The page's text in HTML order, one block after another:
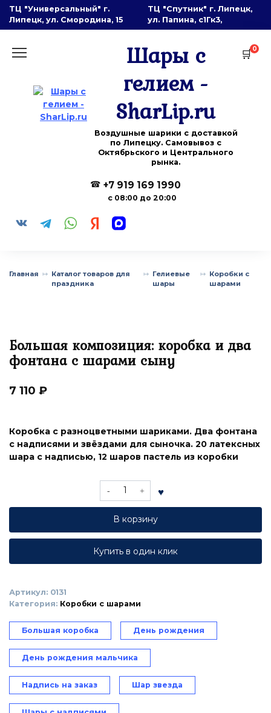
Перейти
содержанию
ТЦ "Универсальный" г.
Липецк, ул. Смородина, 15
ТЦ "Спутник" г. Липецк,
ул. Папина, с1Гк3,
Шары с
гелием -
SharLip.ru
Воздушные шарики с доставкой
по Липецку. Самовывоз с
Октябрьского и Центрального
рынка.
+7 919 169 1990
с 08:00 до 20:00
0
Главная
Каталог товаров для
праздника
Гелиевые
шары
Коробки с
шарами
Большая композиция: коробка и два
фонтана с шарами сыну
7 110 ₽
Коробка с разноцветными шариками. Два фонтана
с надписями и звёздами для сыночка. 20 латексных
шара с надписью, 12 шаров пастель из коробки
Количество
товара
композиция:
коробка
и
два
шарами
В корзину
Купить в один клик
Артикул: 0131
Категория: Коробки с шарами
Большая коробка День рождения
День рождения мальчика
Надпись на заказ Шар звезда